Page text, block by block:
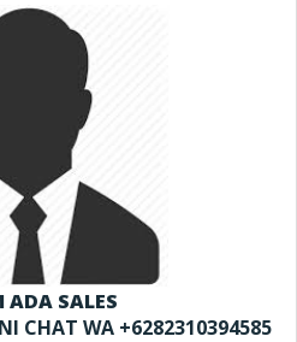
ADA SALES
CHAT WA +6282310394585